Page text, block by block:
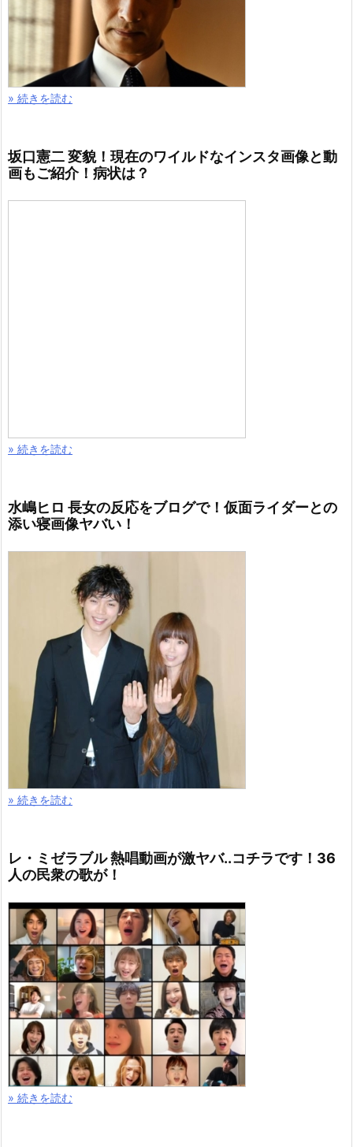
» 続きを読む
坂口憲二 変貌！現在のワイルドなインスタ画像と動
画もご紹介！病状は？
» 続きを読む
水嶋ヒロ 長女の反応をブログで！仮面ライダーとの
添い寝画像ヤバい！
» 続きを読む
レ・ミゼラブル 熱唱動画が激ヤバ..コチラです！36
人の民衆の歌が！
» 続きを読む